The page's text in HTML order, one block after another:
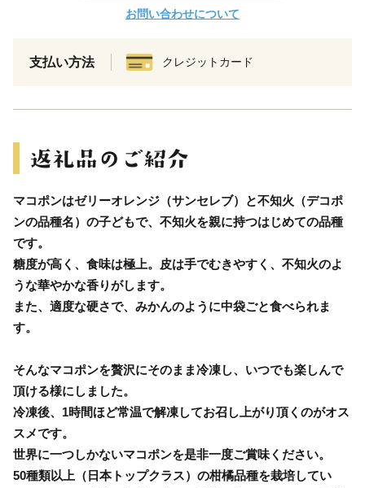
お問い合わせについて
支払い方法 クレジットカード
マコポンはゼリーオレンジ（サンセレブ）と不知火（デコポ
ンの品種名）の子どもで、不知火を親に持つはじめての品種
です。
糖度が高く、食味は極上。皮は手でむきやすく、不知火のよ
うな華やかな香りがします。
また、適度な硬さで、みかんのように中袋ごと食べられま
す。
そんなマコポンを贅沢にそのまま冷凍し、いつでも楽しんで
頂ける様にしました。
冷凍後、1時間ほど常温で解凍してお召し上がり頂くのがオス
スメです。
世界に一つしかないマコポンを是非一度ご賞味ください。
50種類以上（日本トップクラス）の柑橘品種を栽培してい